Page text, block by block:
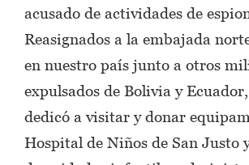
acusado de actividades de
Reasignados a la embajada
en nuestro país junto a otros
expulsados de Bolivia y
dedicó a visitar y donar
Hospital de Niños de San Justo